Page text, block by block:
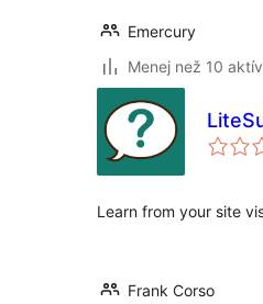
Emercury
Menej než 10
Learn from your site
Frank Corso